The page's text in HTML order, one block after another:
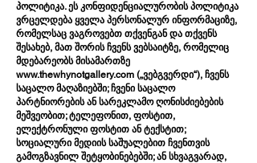
პოლიტიკა. ეს კონფიდენციალურობის პოლიტიკა
ვრცელდება ყველა პერსონალურ ინფორმაციზე,
რომელსაც ვაგროვებთ თქვენგან და თქვენს
შესახებ, მათ შორის ჩვენს ვებსაიტზე, რომელიც
მდებარეობს მისამართზე
www.thewhynotgallery.com („ვებგვერდი“), ჩვენს
საცალო მაღაზიებში; ჩვენი საცალო
პარტნიორების ან სარეკლამო ღონისძიებების
მეშვეობით; ტელეფონით, ფოსტით,
ელექტრონული ფოსტით ან ტექსტით;
სოციალური მედიის საშუალებით ჩვენთვის
გამოგზავნილ შეტყობინებებში; ან სხვაგვარად,